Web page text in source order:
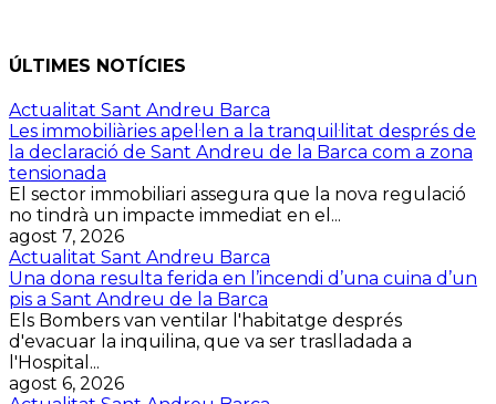
ÚLTIMES NOTÍCIES
Actualitat Sant Andreu Barca
Les immobiliàries apel·len a la tranquil·litat després de
la declaració de Sant Andreu de la Barca com a zona
tensionada
El sector immobiliari assegura que la nova regulació
no tindrà un impacte immediat en el...
agost 7, 2026
Actualitat Sant Andreu Barca
Una dona resulta ferida en l’incendi d’una cuina d’un
pis a Sant Andreu de la Barca
Els Bombers van ventilar l'habitatge després
d'evacuar la inquilina, que va ser traslladada a
l'Hospital...
agost 6, 2026